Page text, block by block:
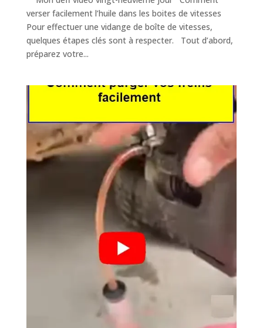
verser facilement l’huile dans les boites de vitesses
Pour effectuer une vidange de boîte de vitesses,
quelques étapes clés sont à respecter. Tout d’abord,
préparez votre...